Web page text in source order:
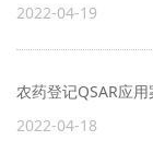
2022-04-19
2022-04-18